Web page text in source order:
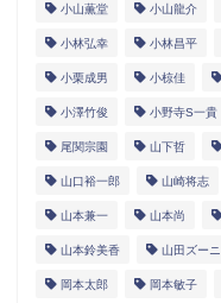
小山薫堂 小山龍介
小林弘幸 小林昌平
小栗成男 小椋佳
小澤竹俊 小野寺S一貴
尾関宗園 山下哲
山口裕一郎 山崎将志
山本兼一 山本尚
山本鈴美香 山田ズー
岡本太郎 岡本敏子